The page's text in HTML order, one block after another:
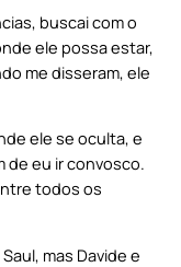
buscai com o
ele possa estar,
me disseram, ele
ele se oculta, e
de eu ir convosco.
todos os
mas Davide e